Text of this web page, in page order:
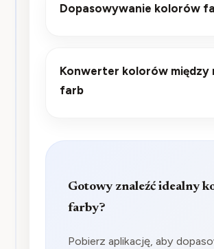
Dopasowywanie kolorów
Konwerter kolorów między
farb
Gotowy znaleźć idealny
farby?
Pobierz aplikację, aby